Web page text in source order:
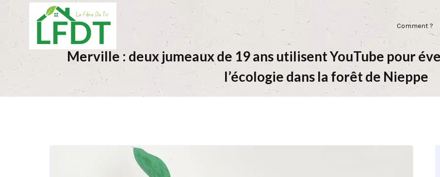
Comment ?
Merville : deux jumeaux de 19 ans utilisent YouTube pour
l’écologie dans la forêt de Nieppe